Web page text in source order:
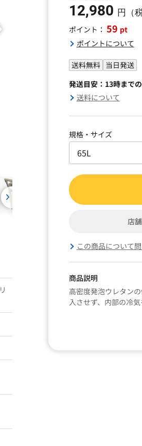
12,980 円（
ポイント： 59 pt
ポイントについて
送料無料 当日発送
発送目安：13時まで
送料について
規格・サイズ
店
この商品について
商品説明
高密度発泡ウレタン
入させず、内部の冷